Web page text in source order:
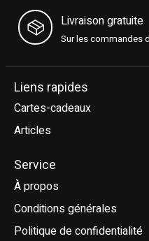
Livraison gratuite
Sur les commandes
Liens rapides
Cartes-cadeaux
Articles
Service
À propos
Conditions générales
Politique de confidentialité